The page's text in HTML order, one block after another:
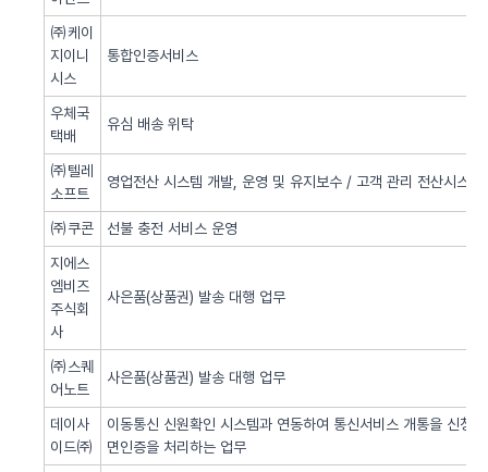
㈜케이
지이니
시스
통합인증서비스
우체국
택배
유심 배송 위탁
㈜텔레
소프트
영업전산 시스템 개발, 운영 및 유지보수 / 고객 관리 전산시스
㈜쿠콘
선불 충전 서비스 운영
지에스
엠비즈
주식회
사
사은품(상품권) 발송 대행 업무
㈜스퀘
어노트
사은품(상품권) 발송 대행 업무
데이사
이드㈜
이동통신 신원확인 시스템과 연동하여 통신서비스 개통을 신청
면인증을 처리하는 업무